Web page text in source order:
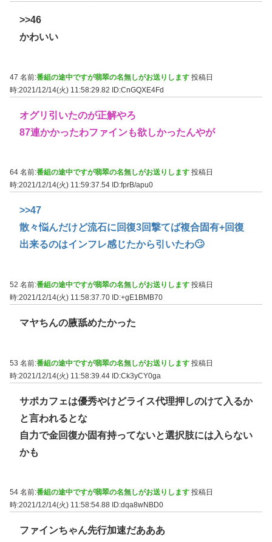
>>46
かわいい
47 名前:番組の途中ですが翡翠の名無しがお送りします 投稿日
時:2021/12/14(火) 11:58:29.82 ID:CnGQXE4Fd
オグリ引いたのが正解やろ
87連かかったわファインも欲しかったんやが
64 名前:番組の途中ですが翡翠の名無しがお送りします 投稿日
時:2021/12/14(火) 11:59:37.54 ID:fprB/apu0
>>47
散々悩んだけど流石に回復3回撃てば複合固有+回復
出来るのはインフレ感じたから引いたわ🙄
52 名前:番組の途中ですが翡翠の名無しがお送りします 投稿日
時:2021/12/14(火) 11:58:37.70 ID:+gE1BMB70
マヤちんの腋舐めたかった
53 名前:番組の途中ですが翡翠の名無しがお送りします 投稿日
時:2021/12/14(火) 11:58:39.44 ID:Ck3yCY0ga
サポカフェは優秀やけどライス代理押しのけて入るか
と言われるとな
自力で金回復か固有持ってないと選択肢には入らない
かも
54 名前:番組の途中ですが翡翠の名無しがお送りします 投稿日
時:2021/12/14(火) 11:58:54.88 ID:dqa8wNBD0
ファインちゃん先行加速だあああ